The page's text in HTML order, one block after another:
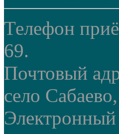
Телефон
69.
Почтовый
село
Электронный